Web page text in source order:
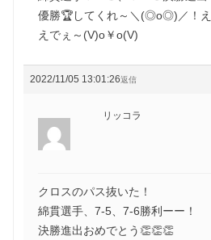
優勝🏆してくれ～＼(◎o◎)／！え
えでぇ～(V)o￥o(V)
2022/11/05 13:01:26返信
リッコラ
クロスのパス抜いた！
綿貫選手、7-5、7-6勝利ーー！
決勝進出おめでとう👏👏👏